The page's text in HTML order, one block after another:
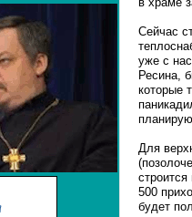
Сейчас
уже с
Ресина,
которые
Для
500
будет